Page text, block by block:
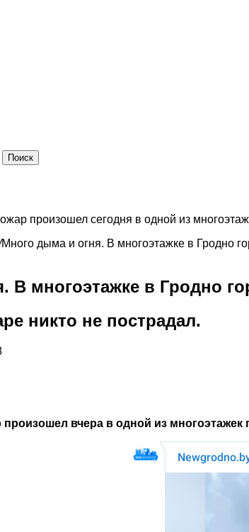
Поиск
Много дыма и огня. В многоэтажке в Гродно
В многоэтажке в Гродно
никто не пострадал.
вчера в одной из многоэтажек